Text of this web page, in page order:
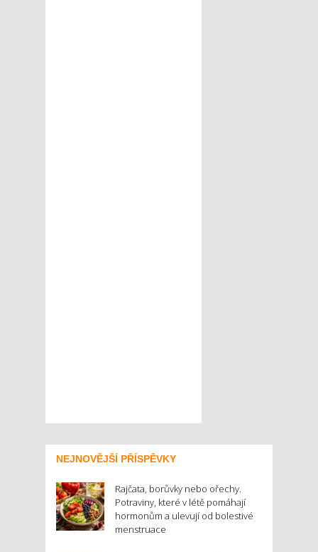
NEJNOVĚJŠÍ PŘÍSPĚVKY
Rajčata, borůvky nebo ořechy.
Potraviny, které v létě pomáhají
hormonům a ulevují od bolestivé
menstruace